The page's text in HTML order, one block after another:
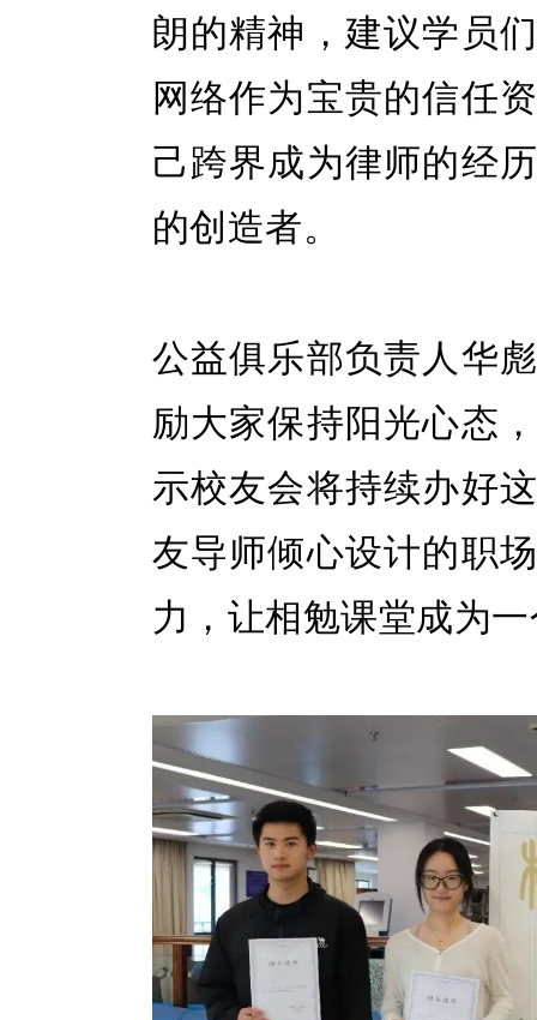
朗的精神，建议学员
网络作为宝贵的信任
己跨界成为律师的经
的创造者。
公益俱乐部负责人华
励大家保持阳光心态
示校友会将持续办好
友导师倾心设计的职
力，让相勉课堂成为